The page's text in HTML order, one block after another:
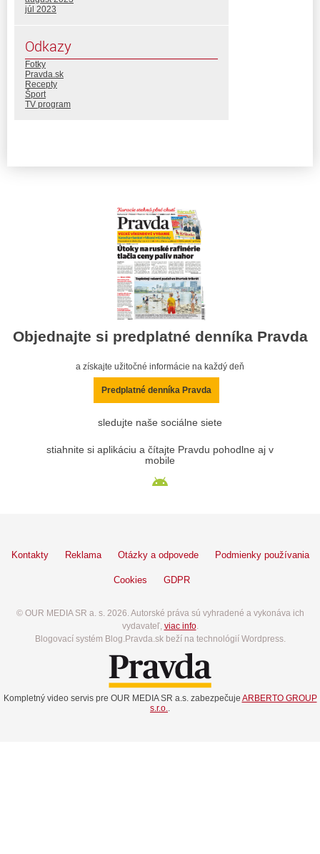
júl 2023
Odkazy
Fotky
Pravda.sk
Recepty
Šport
TV program
Objednajte si predplatné denníka Pravda
a získajte užitočné informácie na každý deň
Predplatné denníka Pravda
sledujte naše sociálne siete
stiahnite si aplikáciu a čítajte Pravdu pohodlne aj v
mobile
Kontakty Reklama Otázky a odpovede Podmienky používania
Cookies GDPR
© OUR MEDIA SR a. s. 2026. Autorské práva sú vyhradené a vykonáva ich
vydavateľ, viac info.
Blogovací systém Blog.Pravda.sk beží na technológií Wordpress.
Kompletný video servis pre OUR MEDIA SR a.s. zabezpečuje ARBERTO GROUP
s.r.o..